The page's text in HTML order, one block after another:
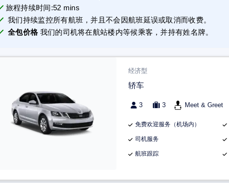
旅程持续时间:52 mins
我们持续监控所有航班，并且不会因航班延误或取消而收费。
全包价格 我们的司机将在航站楼内等候乘客，并持有姓名牌。
经济型
轿车
3 3 Meet & Greet
免费欢迎服务（机场内）
司机服务
航班跟踪